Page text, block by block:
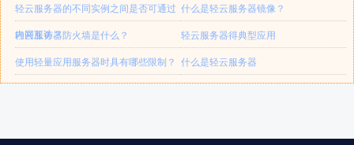
轻云服务器的不同实例之间是否可通过
内网互访？
什么是轻云服务器镜像？
轻云服务器防火墙是什么？
轻云服务器得典型应用
使用轻量应用服务器时具有哪些限制？ 什么是轻云服务器